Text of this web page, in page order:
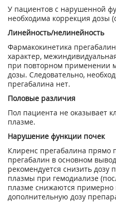
У пациентов с нарушенной
необходима коррекция дозы
Линейность/нелинейность
Фармакокинетика
характер,
при повторном применении
дозы. Следовательно,
прегабалина нет.
Половые различия
Пол пациента не оказывает
плазме.
Нарушение функции почек
Клиренс прегабалина прямо
прегабалин в основном
рекомендуется снизить дозу
плазмы при гемодиализе
плазме снижаются примерно
дополнительную дозу